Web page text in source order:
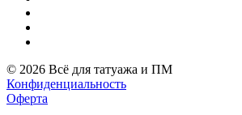
© 2026 Всё для татуажа и ПМ
Конфиденциальность
Оферта